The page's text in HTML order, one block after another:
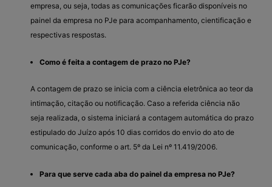
empresa, ou seja, todas as comunicações ficarão disponíveis no
painel da empresa no PJe para acompanhamento, cientificação e
respectivas respostas.
Como é feita a contagem de prazo no PJe?
A contagem de prazo se inicia com a ciência eletrônica ao teor da
intimação, citação ou notificação. Caso a referida ciência não
seja realizada, o sistema iniciará a contagem automática do prazo
estipulado do Juízo após 10 dias corridos do envio do ato de
comunicação, conforme o art. 5º da Lei nº 11.419/2006.
Para que serve cada aba do painel da empresa no PJe?